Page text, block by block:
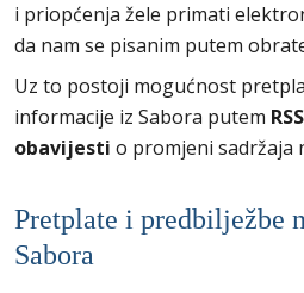
i priopćenja žele primati
da nam se pisanim putem
Uz to postoji mogućnost
informacije iz Sabora putem
obavijesti o promjeni sadržaja
Pretplate i predbilježbe
Sabora